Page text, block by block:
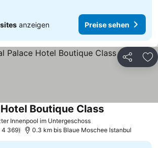
anzeigen Preise sehen
Teilen
Innenpool im UntergeschossPreise sehen
Boutique ClassPreise sehen
4 369 0.3 km bis Blaue Moschee Istanbul